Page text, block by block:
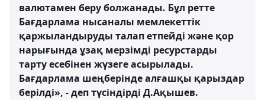
валютамен беру болжанады. Бұл ретте
Бағдарлама нысаналы мемлекеттік
қаржыландыруды талап етпейді және қор
нарығында ұзақ мерзімді ресурстарды
тарту есебінен жүзеге асырылады.
Бағдарлама шеңберінде алғашқы қарыздар
берілді», - деп түсіндірді Д.Ақышев.